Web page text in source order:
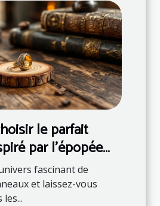
le parfait
par l'épopée
?
fascinant de
et laissez-vous